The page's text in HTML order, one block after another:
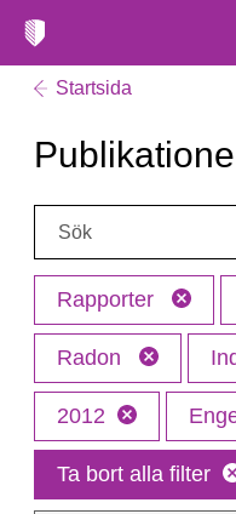
Startsida
Sök:
Rapporter
Radon
2012
Ta bort alla filter